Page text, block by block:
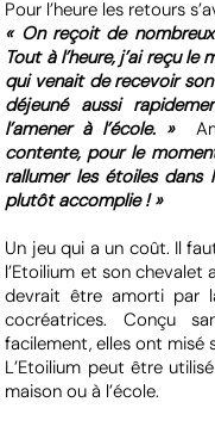
Pour l’heure les retours
« On reçoit de
Tout à l’heure, j’ai reçu
qui venait de recevoir son
déjeuné aussi
l’amener à l’école. »
contente, pour le
rallumer les étoiles
plutôt accomplie ! »
Un jeu qui a un coût. Il
l’Etoilium et son chevalet
devrait être amorti par
cocréatrices. Conçu
facilement, elles ont misé
L’Etoilium peut être
maison ou à l’école.